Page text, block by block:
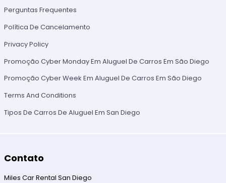
Perguntas Frequentes
Política De Cancelamento
Privacy Policy
Promoção Cyber Monday Em Aluguel De Carros Em São Diego
Promoção Cyber Week Em Aluguel De Carros Em São Diego
Terms And Conditions
Tipos De Carros De Aluguel Em San Diego
Contato
Miles Car Rental San Diego